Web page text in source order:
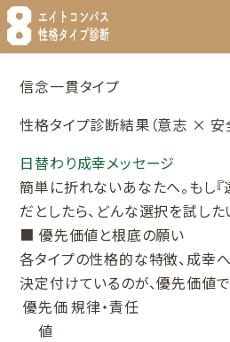
信念一貫タイプ
性格タイプ診断結果（意志 × 安
日替わり成幸メッセージ
簡単に折れないあなたへ。もし
だとしたら、どんな選択を試した
■ 優先価値と根底の願い
各タイプの性格的な特徴、成幸
決定付けているのが、優先価値で
優先価
値
規律・責任